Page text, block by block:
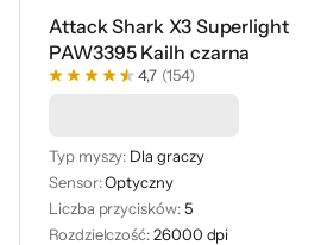
Attack Shark X3 Superlight
PAW3395 Kailh czarna
4,7 (154)
Typ myszy: Dla graczy
Sensor:Optyczny
Liczba przycisków: 5
Rozdzielczość:26000 dpi